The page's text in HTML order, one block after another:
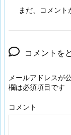
まだ、コメント
コメントを
メールアドレスが
欄は必須項目です
コメント